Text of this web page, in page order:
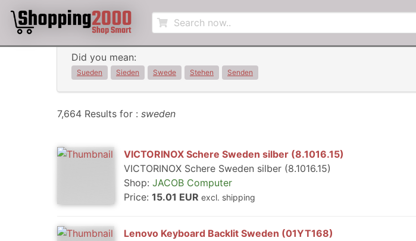
Did you mean:
Sueden Sieden Swede Stehen Senden
7,664 Results for : sweden
VICTORINOX Schere Sweden silber (8.1016.15)
VICTORINOX Schere Sweden silber (8.1016.15)
Shop: JACOB Computer
Price: 15.01 EUR excl. shipping
Lenovo Keyboard Backlit Sweden (01YT168)